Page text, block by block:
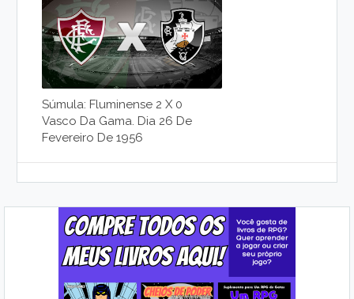
Súmula: Fluminense 2 X 0
Vasco Da Gama. Dia 26 De
Fevereiro De 1956